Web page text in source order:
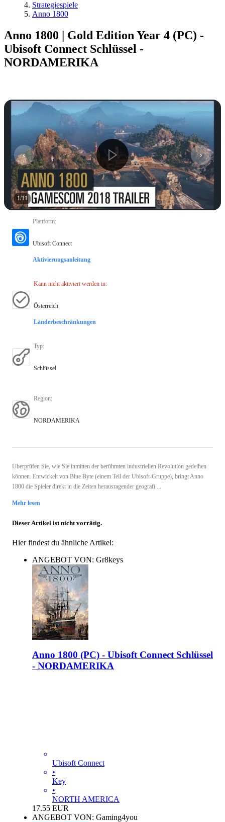
Strategiespiele
Anno 1800
Anno 1800 | Gold Edition Year 4 (PC) -
Ubisoft Connect Schlüssel -
NORDAMERIKA
1/11
Plattform:
Ubisoft Connect
Aktivierungsanleitung
Kann nicht aktiviert werden in:
Österreich
Länderbeschränkungen
Typ:
Schlüssel
Region:
NORDAMERIKA
Überprüfen Sie, wie Sie inmitten der berühmten industriellen Revolution gedeihen
können. Entwickelt von Blue Byte (einem Teil der Ubisoft-Gruppe), bringt Anno
1800 die Spieler direkt in die Zeiten herausragender geografi ...
Mehr lesen
Dieser Artikel ist nicht vorrätig.
Hier findest du ähnliche Artikel:
ANGEBOT VON: Gr8keys
Anno 1800 (PC) - Ubisoft Connect Schlüssel
- NORDAMERIKA
Ubisoft Connect
•
Key
•
NORTH AMERICA
17.55 EUR
ANGEBOT VON: Gaming4you